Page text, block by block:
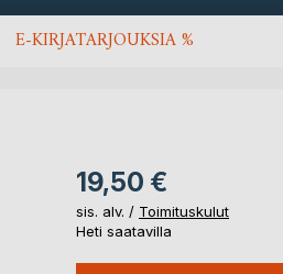
E-KIRJATARJOUKSIA %
19,50 €
sis. alv. / Toimituskulut
Heti saatavilla